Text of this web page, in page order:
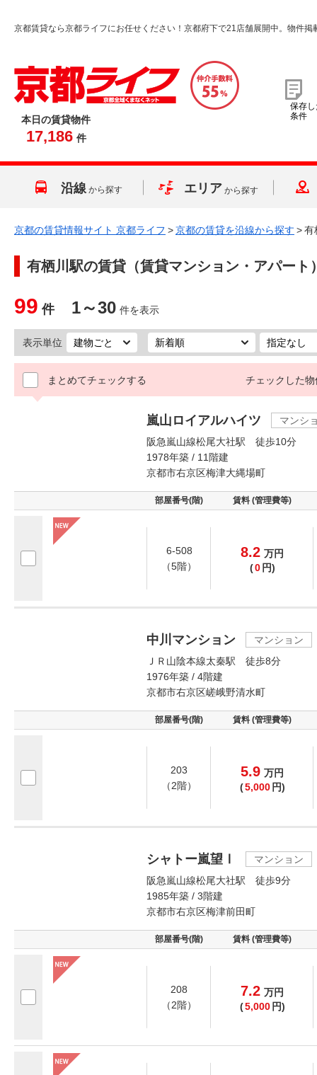
京都賃貸なら京都ライフにお任せください！京都府下で21店舗展開中。物件掲
本日の賃貸物件
17,186 件
保存
条件
沿線 から探す エリア から探す
京都の賃貸情報サイト 京都ライフ >京都の賃貸を沿線から探す >有
有栖川駅の賃貸（賃貸マンション・アパート
99 件 1～30 件を表示
表示単位
まとめてチェックする チェックした物
嵐山ロイアルハイツ
マンシ
阪急嵐山線松尾大社駅 徒歩10分
1978年築 / 11階建
京都市右京区梅津大縄場町
部屋番号(階) 賃料 (管理費等)
6-508
（5階）
8.2 万円
(0 円)
中川マンション
マンション
ＪＲ山陰本線太秦駅 徒歩8分
1976年築 / 4階建
京都市右京区嵯峨野清水町
部屋番号(階) 賃料 (管理費等)
203
（2階）
5.9 万円
(5,000 円)
シャトー嵐望Ⅰ
マンション
阪急嵐山線松尾大社駅 徒歩9分
1985年築 / 3階建
京都市右京区梅津前田町
部屋番号(階) 賃料 (管理費等)
208
（2階）
7.2 万円
(5,000 円)